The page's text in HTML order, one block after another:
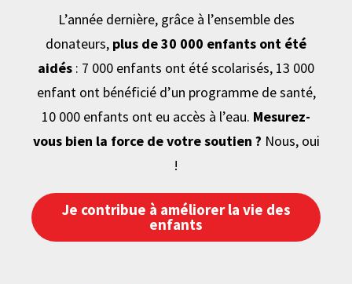
L’année dernière, grâce à l’ensemble des
donateurs, plus de 30 000 enfants ont été
aidés : 7 000 enfants ont été scolarisés, 13 000
enfant ont bénéficié d’un programme de santé,
10 000 enfants ont eu accès à l’eau. Mesurez-
vous bien la force de votre soutien ? Nous, oui
!
Je contribue à améliorer la vie des
enfants